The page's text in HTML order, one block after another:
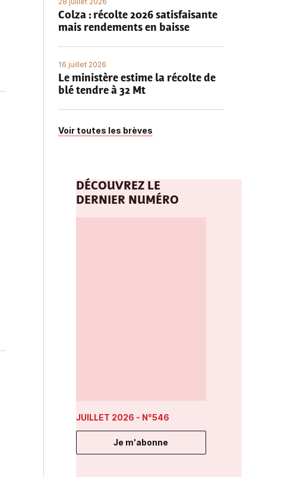
Colza : récolte 2026 satisfaisante
mais rendements en baisse
16 juillet 2026
Le ministère estime la récolte de
blé tendre à 32 Mt
Voir toutes les brèves
DÉCOUVREZ LE
DERNIER NUMÉRO
JUILLET 2026 - N°546
Je m'abonne